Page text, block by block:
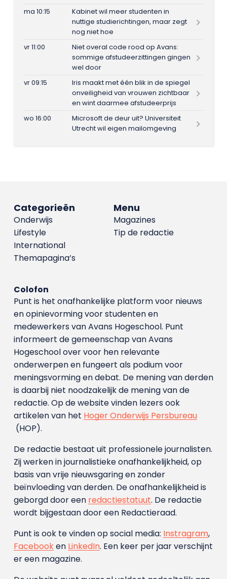
ma 10:15
Kabinet wil meer studenten in
nuttige studierichtingen, maar zegt
nog niet hoe
vr 11:00
Niet overal code rood op Avans:
sommige afstudeerzittingen gingen
wel door
vr 09:15
Iris maakt met één blik in de spiegel
onveiligheid van vrouwen zichtbaar
en wint daarmee afstudeerprijs
wo 16:00
Microsoft de deur uit? Universiteit
Utrecht wil eigen mailomgeving
Menu
Magazines
Tip de redactie
Categorieën
Onderwijs
Lifestyle
International
Themapagina’s
Colofon
Punt is het onafhankelijke platform voor nieuws
en opinievorming voor studenten en
medewerkers van Avans Hoge­school. Punt
informeert de gemeenschap van Avans
Hogeschool over voor hen relevante
onderwerpen en fungeert als podium voor
meningsvorming en debat. De mening van derden
is daarbij niet noodzakelijk de mening van de
redactie. Op de website vinden lezers ook
artikelen van het Hoger Onderwijs Persbureau
(HOP).
De redactie bestaat uit professionele journalisten.
Zij werken in journalistieke onafhankelijkheid, op
basis van vrije nieuwsgaring en zonder
beïnvloeding van derden. De onafhankelijkheid is
geborgd door een redactiestatuut. De redactie
wordt bijgestaan door een Redactieraad.
Punt is ook te vinden op social media: Instragram,
Facebooken LinkedIn. Een keer per jaar verschijnt
er een magazine.